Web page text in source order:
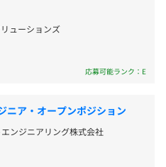
があり、新規事業であるソフ
制を整えています。
的に研修をいただける環境
ては、社会人としての基礎か
れる配属先に合わせて個別に
を実施しており、全員が実務
しっかり成長いただくことが
木駅」 徒歩5分
2月支給）
生年金加入・雇用保険・労災
害所得補償保険（GLTD）
ューションズ
応募可能ランク：E
ニア・オープンポジション
ンジニアリング株式会社